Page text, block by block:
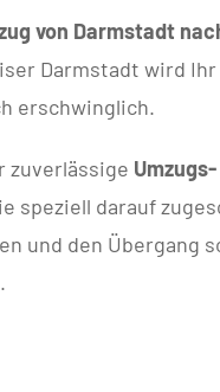
von Darmstadt
Darmstadt wird
erschwinglich.
zuverlässige
speziell darauf
und den Übergang